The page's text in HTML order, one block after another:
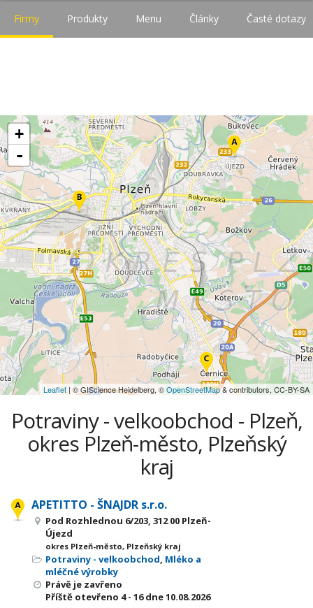
Firmy Produkty Menu Články Časté dotazy
+
-
Leaflet | © GIScience Heidelberg, ©OpenStreetMap& contributors, CC-BY-SA
Potraviny - velkoobchod - Plzeň,
okres Plzeň-město, Plzeňský
kraj
APETITTO - ŠNAJDR s.r.o.
Pod Rozhlednou 6/203, 312 00 Plzeň-
Újezd
okres Plzeň-město, Plzeňský kraj
Potraviny - velkoobchod, Mléko a
mléčné výrobky
Právě je zavřeno
Příště otevřeno 4 - 16dne 10.08.2026